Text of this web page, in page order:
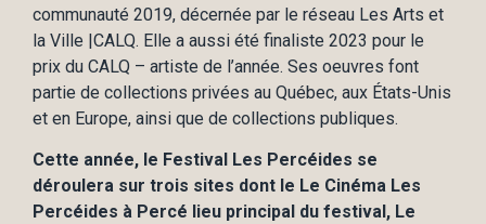
communauté 2019, décernée par le réseau Les Arts et
la Ville |CALQ. Elle a aussi été finaliste 2023 pour le
prix du CALQ – artiste de l’année. Ses oeuvres font
partie de collections privées au Québec, aux États-Unis
et en Europe, ainsi que de collections publiques.
Cette année, le Festival Les Percéides se
déroulera sur trois sites dont le Le Cinéma Les
Percéides à Percé lieu principal du festival, Le